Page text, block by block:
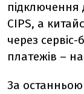
підключення
CIPS, а
через
платежів –
За останньою